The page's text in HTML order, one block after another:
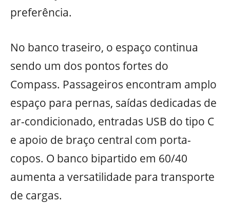
preferência.
No banco traseiro, o espaço continua
sendo um dos pontos fortes do
Compass. Passageiros encontram amplo
espaço para pernas, saídas dedicadas de
ar-condicionado, entradas USB do tipo C
e apoio de braço central com porta-
copos. O banco bipartido em 60/40
aumenta a versatilidade para transporte
de cargas.